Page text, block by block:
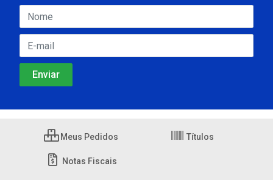
Meus Pedidos Títulos
Notas Fiscais